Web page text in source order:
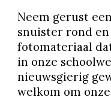
Neem gerust
snuister rond
fotomateriaal
in onze
nieuwsgierig
welkom om